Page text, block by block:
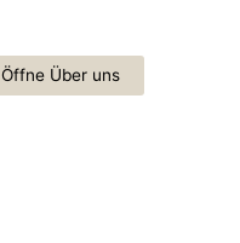
Öffne Über uns